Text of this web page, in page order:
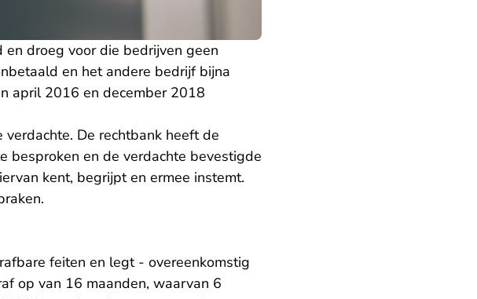
droeg voor die bedrijven geen
en het andere bedrijf bijna
april 2016 en december 2018
De rechtbank heeft de
besproken en de verdachte bevestigde
kent, begrijpt en ermee instemt.
feiten en legt - overeenkomstig
op van 16 maanden, waarvan 6